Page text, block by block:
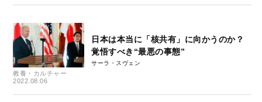
教養・カルチャー
2022.08.06
日本は本当に「核共有」に向かうのか？
覚悟すべき“最悪の事態”
サーラ・スヴェン